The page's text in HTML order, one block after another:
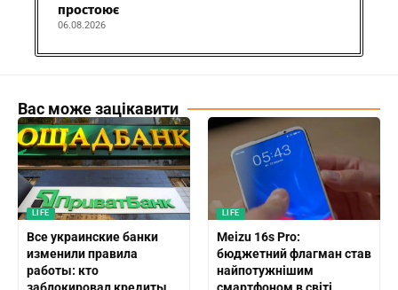
простоює
06.08.2026
Вас може зацікавити
LIFE
Все украинские банки
изменили правила
работы: кто
LIFE
Meizu 16s Pro:
бюджетний флагман став
найпотужнішим